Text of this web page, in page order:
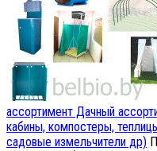
ассортимент Дачный
кабины, компостеры,
садовые измельчители др)